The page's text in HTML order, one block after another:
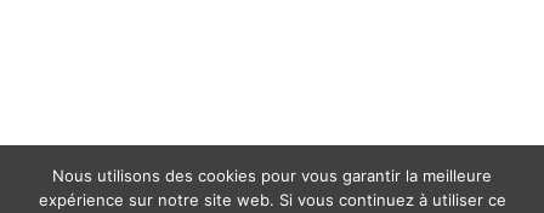
Nous utilisons des cookies pour vous garantir la meilleure
expérience sur notre site web. Si vous continuez à utiliser ce